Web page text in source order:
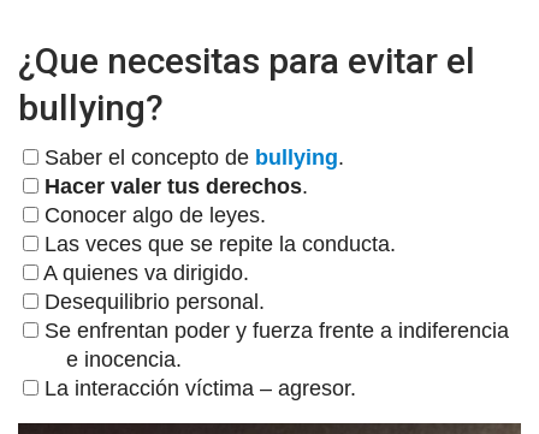
¿Que necesitas para evitar el
bullying?
Saber el concepto de bullying.
Hacer valer tus derechos.
Conocer algo de leyes.
Las veces que se repite la conducta.
A quienes va dirigido.
Desequilibrio personal.
Se enfrentan poder y fuerza frente a indiferencia
e inocencia.
La interacción víctima – agresor.